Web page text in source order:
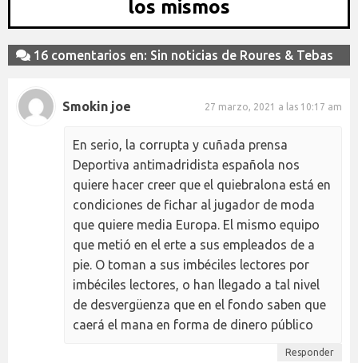
los mismos
16 comentarios en: Sin noticias de Roures & Tebas
Smokin joe 27 marzo, 2021 a las 10:17 am
En serio, la corrupta y cuñada prensa
Deportiva antimadridista española nos
quiere hacer creer que el quiebralona está en
condiciones de fichar al jugador de moda
que quiere media Europa. El mismo equipo
que metió en el erte a sus empleados de a
pie. O toman a sus imbéciles lectores por
imbéciles lectores, o han llegado a tal nivel
de desvergüenza que en el fondo saben que
caerá el mana en forma de dinero público
Responder